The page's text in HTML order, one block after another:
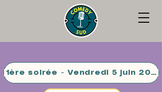
1ère soirée - Vendredi 5 juin 2026